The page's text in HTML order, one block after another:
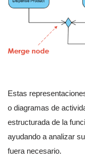
Estas
o diagramas de
estructurada de la
ayudando a analizar
fuera necesario.